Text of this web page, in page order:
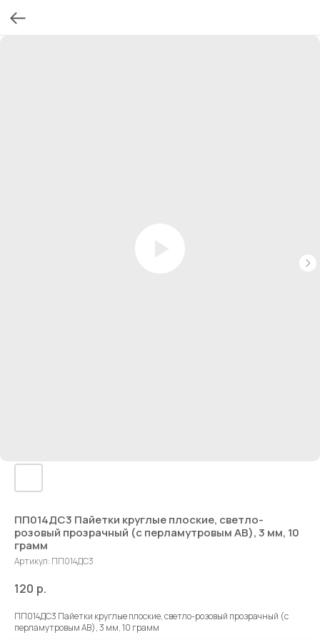
ПП014ДС3 Пайетки круглые плоские, светло-
розовый прозрачный (с перламутровым AB), 3 мм, 10
грамм
Артикул: ПП014ДС3
120 р.
ПП014ДС3 Пайетки круглые плоские, светло-розовый прозрачный (с
перламутровым AB), 3 мм, 10 грамм